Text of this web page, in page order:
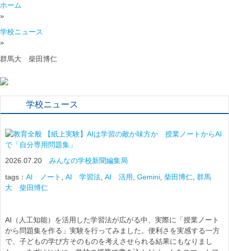
ホーム
»
学校ニュース
»
群馬大 柴田博仁
学校ニュース
【紙上実験】AIは学習の敵か味方か 授業ノートからAI
で「自分専用問題集」
2026.07.20 みんなの学校新聞編集局
tags： AI ノート AI 学習法 AI 活用 Gemini 柴田博仁 群馬
大 柴田博仁
AI（人工知能）を活用した学習法が広がる中、実際に「授業ノート
から問題集を作る」実験を行ってみました。便利さを実感する一方
で、子どもの学び方そのものを考えさせられる結果にもなりまし